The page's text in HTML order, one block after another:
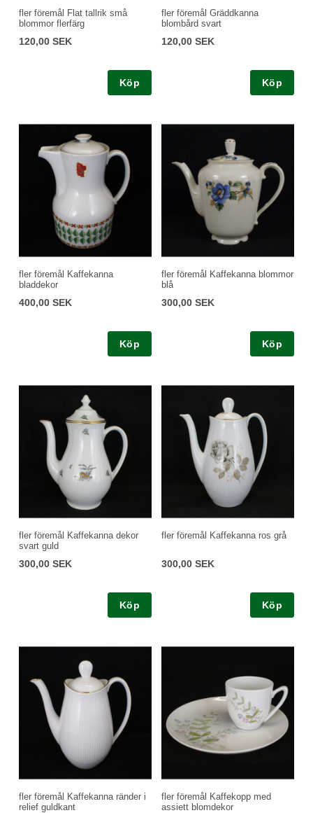
fler föremål Flat tallrik små
blommor flerfärg
120,00 SEK
Köp
fler föremål Gräddkanna
blombård svart
120,00 SEK
Köp
fler föremål Kaffekanna
bladdekor
400,00 SEK
Köp
fler föremål Kaffekanna blommor
blå
300,00 SEK
Köp
fler föremål Kaffekanna dekor
svart guld
300,00 SEK
Köp
fler föremål Kaffekanna ros grå
300,00 SEK
Köp
fler föremål Kaffekanna ränder i
relief guldkant
fler föremål Kaffekopp med
assiett blomdekor